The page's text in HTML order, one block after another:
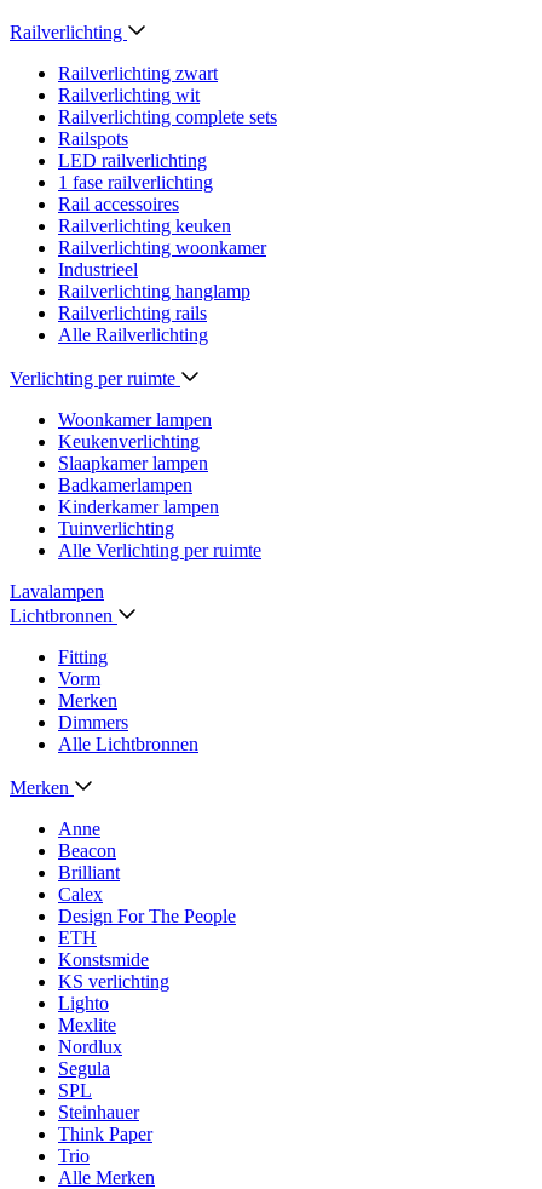
Railverlichting
Railverlichting zwart
Railverlichting wit
Railverlichting complete sets
Railspots
LED railverlichting
1 fase railverlichting
Rail accessoires
Railverlichting keuken
Railverlichting woonkamer
Industrieel
Railverlichting hanglamp
Railverlichting rails
Alle Railverlichting
Verlichting per ruimte
Woonkamer lampen
Keukenverlichting
Slaapkamer lampen
Badkamerlampen
Kinderkamer lampen
Tuinverlichting
Alle Verlichting per ruimte
Lavalampen
Lichtbronnen
Fitting
Vorm
Merken
Dimmers
Alle Lichtbronnen
Merken
Anne
Beacon
Brilliant
Calex
Design For The People
ETH
Konstsmide
KS verlichting
Lighto
Mexlite
Nordlux
Segula
SPL
Steinhauer
Think Paper
Trio
Alle Merken